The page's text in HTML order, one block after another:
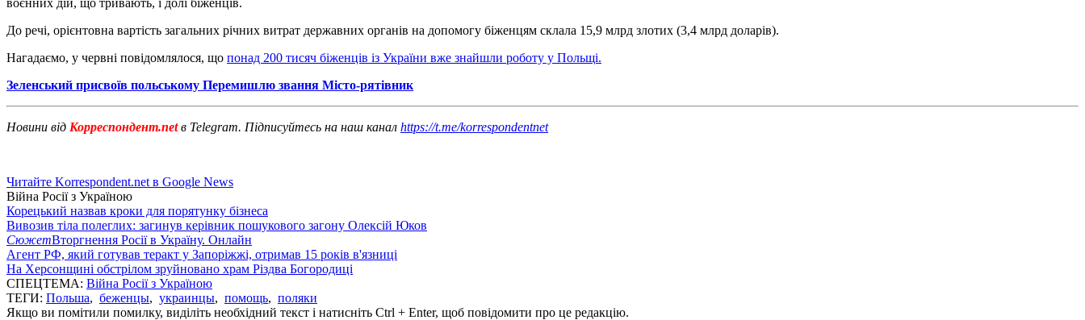
До речі, орієнтовна вартість загальних річних витрат державних органів на допомогу біженцям склала 15,9 млрд злотих (3,4 млрд доларів).
Нагадаємо, у червні повідомлялося, що понад 200 тисяч біженців із України вже знайшли роботу у Польщі.
Зеленський присвоїв польському Перемишлю звання Місто-рятівник
Новини від Корреспондент.netв Telegram. Підписуйтесь на наш канал https://t.me/korrespondentnet
Читайте Korrespondent.net в Google News
Війна Росії з Україною
Корецький назвав кроки для порятунку бізнеса
Вивозив тіла полеглих: загинув керівник пошукового загону Олексій Юков
СюжетВторгнення Росії в Україну. Онлайн
Агент РФ, який готував теракт у Запоріжжі, отримав 15 років в'язниці
На Херсонщині обстрілом зруйновано храм Різдва Богородиці
СПЕЦТЕМА: Війна Росії з Україною
ТЕГИ: Польша, беженцы, украинцы, помощь, поляки
Якщо ви помітили помилку, виділіть необхідний текст і натисніть Ctrl + Enter, щоб повідомити про це редакцію.